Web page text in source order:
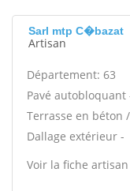
Sarl mtp C�bazat
Artisan
Département: 63
Pavé
Terrasse en béton
Dallage extérieur -
Voir la fiche artisan